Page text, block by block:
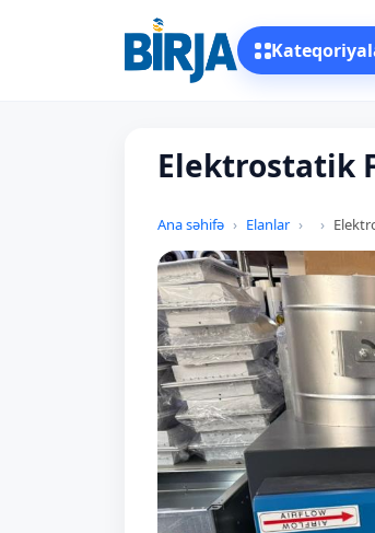
Elektrostatik
Ana səhifə Elanlar